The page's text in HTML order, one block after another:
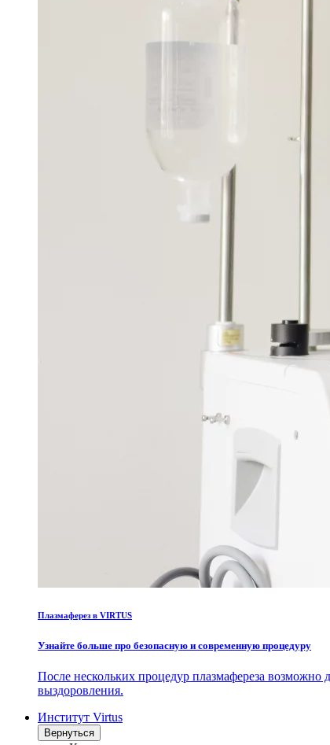
Плазмаферез в VIRTUS
Узнайте больше про безопасную и современную процедуру
После нескольких процедур плазмафереза возможно
выздоровления.
Институт Virtus
Вернуться